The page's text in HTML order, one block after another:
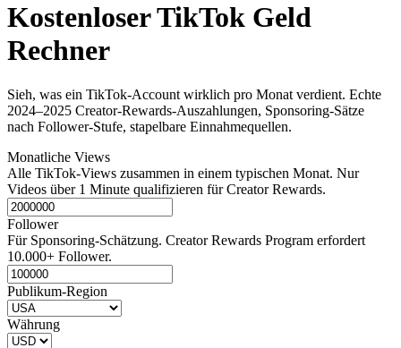
Kostenloser TikTok Geld
Rechner
Sieh, was ein TikTok-Account wirklich pro Monat verdient. Echte
2024–2025 Creator-Rewards-Auszahlungen, Sponsoring-Sätze
nach Follower-Stufe, stapelbare Einnahmequellen.
Monatliche Views
Alle TikTok-Views zusammen in einem typischen Monat. Nur
Videos über 1 Minute qualifizieren für Creator Rewards.
Follower
Für Sponsoring-Schätzung. Creator Rewards Program erfordert
10.000+ Follower.
Publikum-Region
Währung